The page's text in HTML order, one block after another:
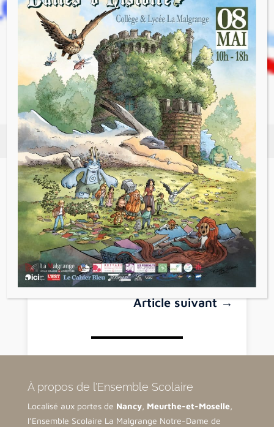
chance de pouvoir pratiquer de l’aviron au
Sport Nautique de Nancy.
Ils ont pu s’entraîner sur des ergomètres,
puis partir en bateau en binôme sur la
Meurthe. A la fin du cycle, les élèves de CM2
ont obtenu leur diplôme d’apprenti rameur.
Voir tous les articles
←Article précédent
Article suivant→
À propos de l’Ensemble Scolaire
Localisé aux portes de Nancy, Meurthe-et-Moselle,
l’Ensemble Scolaire La Malgrange Notre-Dame de